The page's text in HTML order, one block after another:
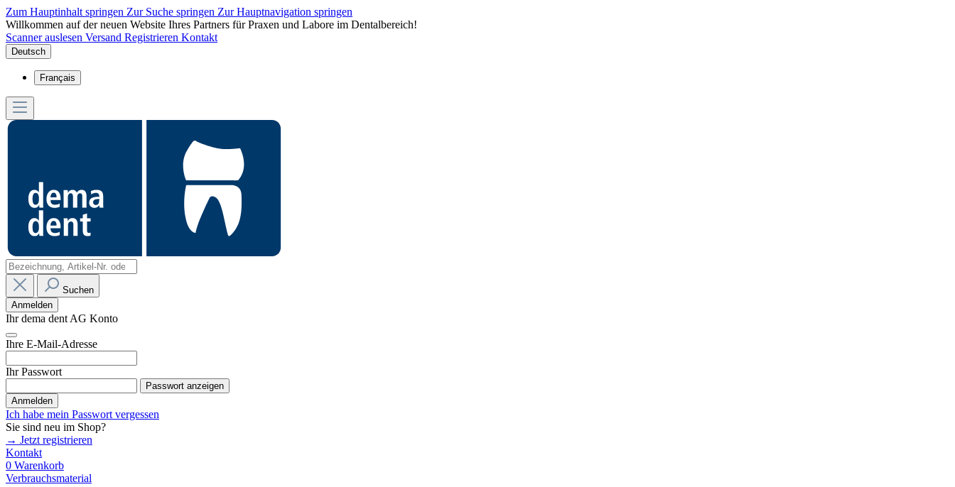
Zum Hauptinhalt springen Zur Suche springen Zur Hauptnavigation springen
Willkommen auf der neuen Website Ihres Partners für Praxen und Labore im Dentalbereich!
Scanner auslesen Versand Registrieren Kontakt
Deutsch
Français
Suchen
Anmelden
Ihr dema dent AG Konto
Ihre E-Mail-Adresse
Ihr Passwort
Passwort anzeigen
Anmelden
Ich habe mein Passwort vergessen
Sie sind neu im Shop?
→ Jetzt registrieren
Kontakt
0 Warenkorb
Verbrauchsmaterial